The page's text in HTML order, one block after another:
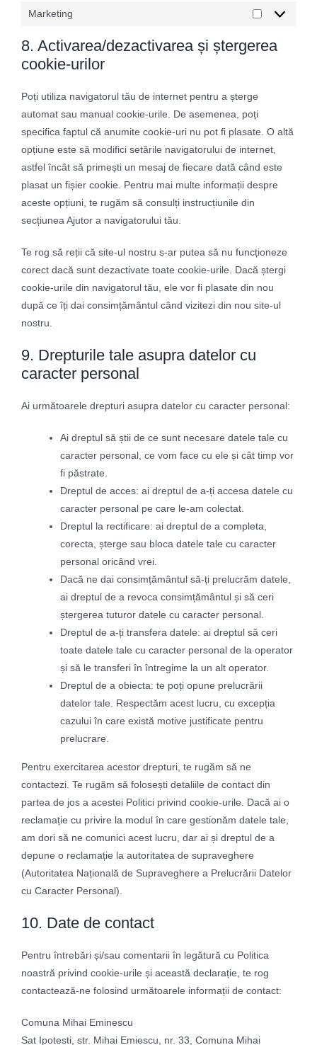
Marketing
Marketing
8. Activarea/dezactivarea și ștergerea
cookie-urilor
Poți utiliza navigatorul tău de internet pentru a șterge
automat sau manual cookie-urile. De asemenea, poți
specifica faptul că anumite cookie-uri nu pot fi plasate. O altă
opțiune este să modifici setările navigatorului de internet,
astfel încât să primești un mesaj de fiecare dată când este
plasat un fișier cookie. Pentru mai multe informații despre
aceste opțiuni, te rugăm să consulți instrucțiunile din
secțiunea Ajutor a navigatorului tău.
Te rog să reții că site-ul nostru s-ar putea să nu funcționeze
corect dacă sunt dezactivate toate cookie-urile. Dacă ștergi
cookie-urile din navigatorul tău, ele vor fi plasate din nou
după ce îți dai consimțământul când vizitezi din nou site-ul
nostru.
9. Drepturile tale asupra datelor cu
caracter personal
Ai următoarele drepturi asupra datelor cu caracter personal:
Ai dreptul să știi de ce sunt necesare datele tale cu
caracter personal, ce vom face cu ele și cât timp vor
fi păstrate.
Dreptul de acces: ai dreptul de a-ți accesa datele cu
caracter personal pe care le-am colectat.
Dreptul la rectificare: ai dreptul de a completa,
corecta, șterge sau bloca datele tale cu caracter
personal oricând vrei.
Dacă ne dai consimțământul să-ți prelucrăm datele,
ai dreptul de a revoca consimțământul și să ceri
ștergerea tuturor datele cu caracter personal.
Dreptul de a-ți transfera datele: ai dreptul să ceri
toate datele tale cu caracter personal de la operator
și să le transferi în întregime la un alt operator.
Dreptul de a obiecta: te poți opune prelucrării
datelor tale. Respectăm acest lucru, cu excepția
cazului în care există motive justificate pentru
prelucrare.
Pentru exercitarea acestor drepturi, te rugăm să ne
contactezi. Te rugăm să folosești detaliile de contact din
partea de jos a acestei Politici privind cookie-urile. Dacă ai o
reclamație cu privire la modul în care gestionăm datele tale,
am dori să ne comunici acest lucru, dar ai și dreptul de a
depune o reclamație la autoritatea de supraveghere
(Autoritatea Națională de Supraveghere a Prelucrării Datelor
cu Caracter Personal).
10. Date de contact
Pentru întrebări și/sau comentarii în legătură cu Politica
noastră privind cookie-urile și această declarație, te rog
contactează-ne folosind următoarele informații de contact:
Comuna Mihai Eminescu
Sat Ipotesti, str. Mihai Emiescu, nr. 33, Comuna Mihai